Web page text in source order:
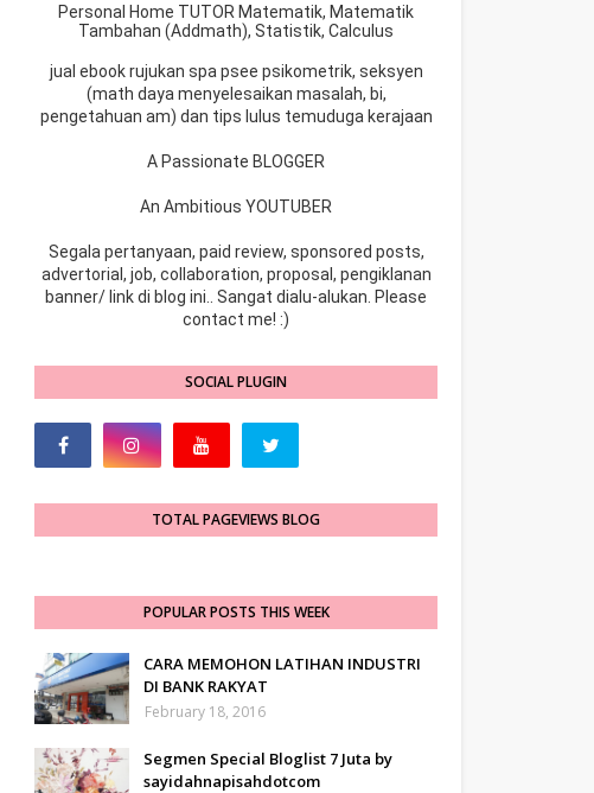
Personal Home TUTOR Matematik, Matematik
Tambahan (Addmath), Statistik, Calculus
jual ebook rujukan spa psee psikometrik, seksyen
(math daya menyelesaikan masalah, bi,
pengetahuan am) dan tips lulus temuduga kerajaan
A Passionate BLOGGER
An Ambitious YOUTUBER
Segala pertanyaan, paid review, sponsored posts,
advertorial, job, collaboration, proposal, pengiklanan
banner/ link di blog ini.. Sangat dialu-alukan. Please
contact me! :)
SOCIAL PLUGIN
TOTAL PAGEVIEWS BLOG
POPULAR POSTS THIS WEEK
CARA MEMOHON LATIHAN INDUSTRI
DI BANK RAKYAT
February 18, 2016
Segmen Special Bloglist 7 Juta by
sayidahnapisahdotcom